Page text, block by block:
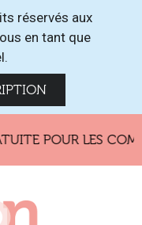
réservés aux
en tant que
POUR LES